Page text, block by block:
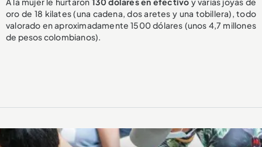
oro de 18 kilates (una cadena, dos aretes y una tobillera), todo
valorado en aproximadamente 1500 dólares (unos 4,7 millones
de pesos colombianos).